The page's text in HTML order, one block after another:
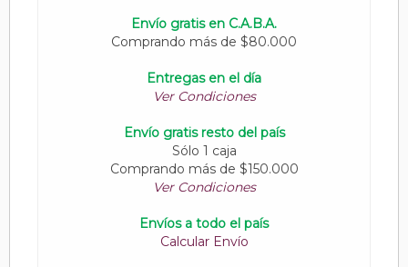
Envío gratis en C.A.B.A.
Comprando más de $80.000
Entregas en el día
Ver Condiciones
Envío gratis resto del país
Sólo 1 caja
Comprando más de $150.000
Ver Condiciones
Envíos a todo el país
Calcular Envío